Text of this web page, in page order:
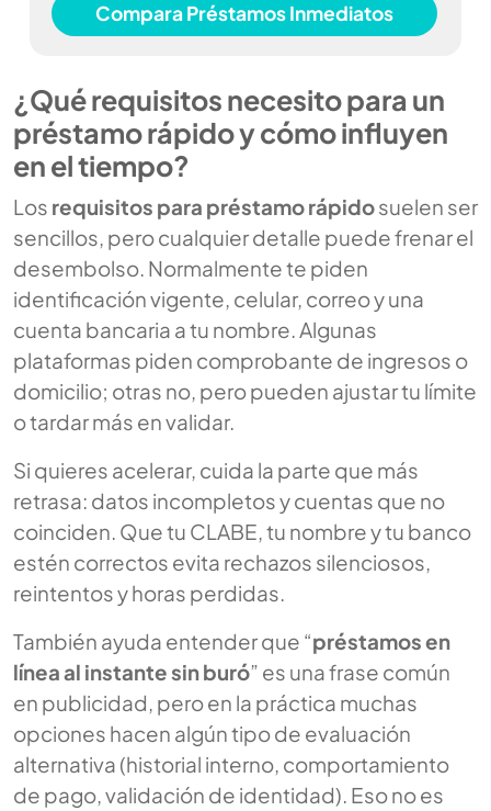
Compara Préstamos Inmediatos
¿Qué requisitos necesito para un
préstamo rápido y cómo influyen
en el tiempo?
Los requisitos para préstamo rápidosuelen ser
sencillos, pero cualquier detalle puede frenar el
desembolso. Normalmente te piden
identificación vigente, celular, correo y una
cuenta bancaria a tu nombre. Algunas
plataformas piden comprobante de ingresos o
domicilio; otras no, pero pueden ajustar tu límite
o tardar más en validar.
Si quieres acelerar, cuida la parte que más
retrasa: datos incompletos y cuentas que no
coinciden. Que tu CLABE, tu nombre y tu banco
estén correctos evita rechazos silenciosos,
reintentos y horas perdidas.
También ayuda entender que “préstamos en
línea al instante sin buró” es una frase común
en publicidad, pero en la práctica muchas
opciones hacen algún tipo de evaluación
alternativa (historial interno, comportamiento
de pago, validación de identidad). Eso no es